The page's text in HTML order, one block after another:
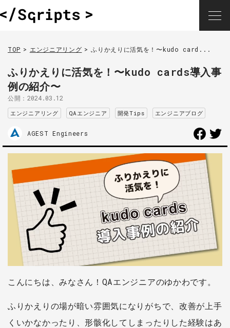
TOP エンジニアリング ふりかえりに活気を！〜kudo card...
ふりかえりに活気を！〜kudo cards導入事
例の紹介〜
公開：2024.03.12
エンジニアリング QAエンジニア 開発Tips エンジニアブログ
AGEST Engineers
こんにちは、みなさん！QAエンジニアのゆかわです。
ふりかえりの場が暗い雰囲気になりがちで、改善が上手
くいかなかったり、形骸化してしまったりした経験はあ